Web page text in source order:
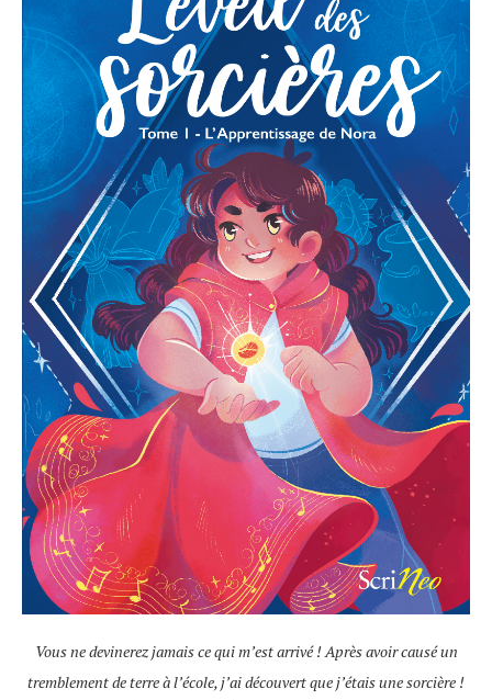
Vous ne devinerez jamais ce qui m’est arrivé ! Après avoir causé un
tremblement de terre à l’école, j’ai découvert que j’étais une sorcière !